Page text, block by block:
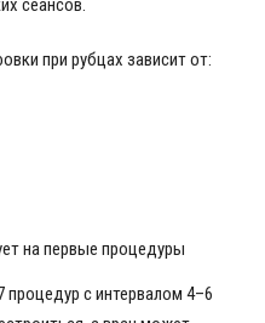
сеансов.
при рубцах зависит от:
на первые процедуры
с интервалом 4–6